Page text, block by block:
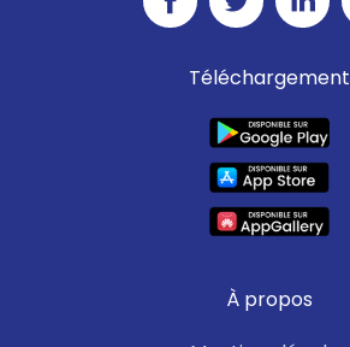
Téléchargement
À propos